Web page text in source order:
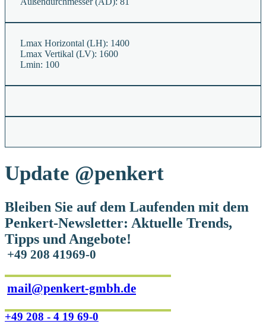
Lmax Horizontal (LH): 1400
Lmax Vertikal (LV): 1600
Lmin: 100
Update @penkert
Bleiben Sie auf dem Laufenden mit dem
Penkert-Newsletter: Aktuelle Trends,
Tipps und Angebote!
+49 208 41969-0
mail@penkert-gmbh.de
+49 208 - 4 19 69-0